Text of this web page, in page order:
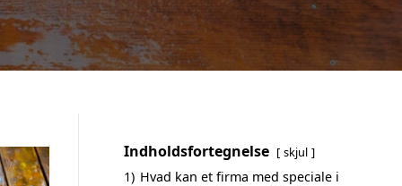
Indholdsfortegnelse skjul
1) Hvad kan et firma med speciale i